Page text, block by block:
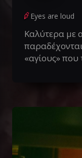
Eyes are loud
Καλύτερα με
«αγίους»